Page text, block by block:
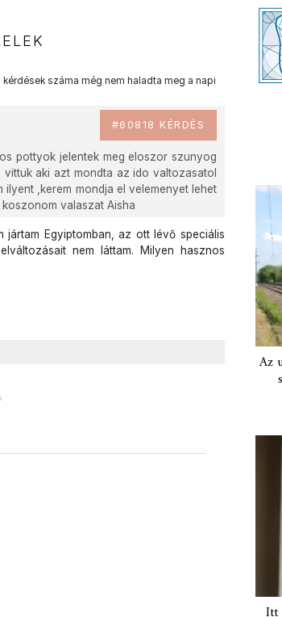
száma még nem haladta meg a napi
#60818 KÉRDÉS
pottyok jelentek meg eloszor szunyog
aki azt mondta az ido valtozasatol
,kerem mondja el velemenyet lehet
valaszat Aisha
jártam Egyiptomban, az ott lévő speciális
nem láttam. Milyen hasznos
Az